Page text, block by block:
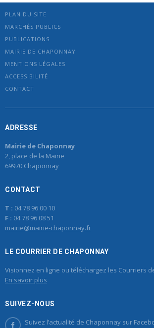
PLAN DU SITE
MARCHÉS PUBLICS
PUBLICATIONS
MAIRIE DE CHAPONNAY
MENTIONS LÉGALES
ACCESSIBILITÉ
CONTACT
ADRESSE
Mairie de Chaponnay
2, place de la Mairie
69970 Chaponnay
CONTACT
T : 04 78 96 00 10
F : 04 78 96 08 51
mairie@mairie-chaponnay.fr
LE COURRIER DE CHAPONNAY
Visionnez en ligne ou téléchargez les Courriers
En savoir plus
SUIVEZ-NOUS
Suivez l’actualité de Chaponnay sur